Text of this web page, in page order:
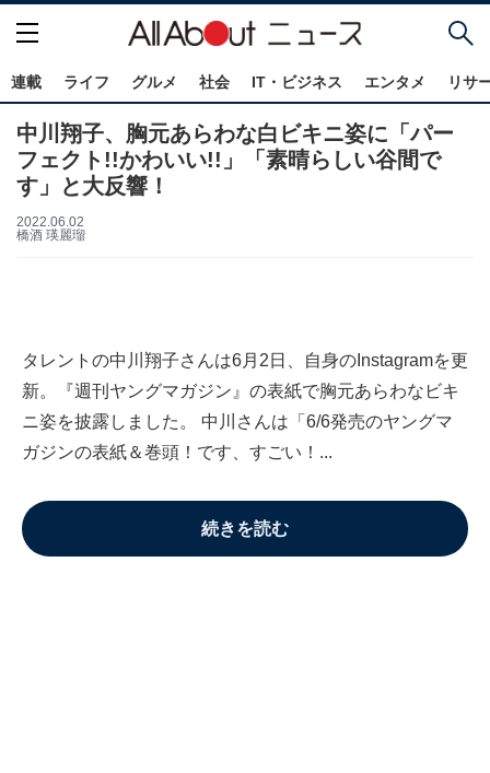
連載 ライフ グルメ 社会 IT・ビジネス エンタメ リサ
中川翔子、胸元あらわな白ビキニ姿に「パー
フェクト!!かわいい!!」「素晴らしい谷間で
す」と大反響！
2022.06.02
橋酒 瑛麗瑠
タレントの中川翔子さんは6月2日、自身のInstagramを更
新。『週刊ヤングマガジン』の表紙で胸元あらわなビキ
ニ姿を披露しました。 中川さんは「6/6発売のヤングマ
ガジンの表紙＆巻頭！です、すごい！...
続きを読む